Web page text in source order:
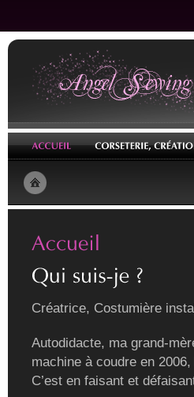
Créatrice, Costumière
Autodidacte, ma grand-
machine à coudre en
C’est en faisant et